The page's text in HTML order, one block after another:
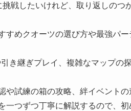
挑戦したいけれど、取り返しのつ
すめクオーツの選び方や最強パ
き継ぎプレイ、複雑なマップの
や試練の箱の攻略、絆イベント
一つずつ丁寧に解説するので、